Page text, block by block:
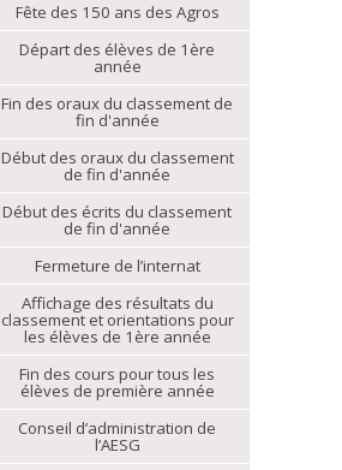
Fête des 150 ans des Agros
Départ des élèves de 1ère
année
Fin des oraux du classement de
fin d'année
Début des oraux du classement
de fin d'année
Début des écrits du classement
de fin d'année
Fermeture de l’internat
Affichage des résultats du
classement et orientations pour
les élèves de 1ère année
Fin des cours pour tous les
élèves de première année
Conseil d’administration de
l’AESG